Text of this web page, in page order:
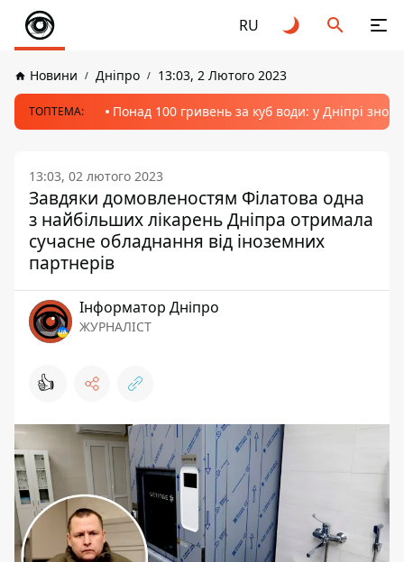
RU
Новини Дніпро 13:03, 2 Лютого 2023
ТОПТЕМА: Понад 100 гривень за куб води: у Дніпрі
13:03, 02 лютого 2023
Завдяки домовленостям Філатова одна
з найбільших лікарень Дніпра отримала
сучасне обладнання від іноземних
партнерів
Інформатор Дніпро
ЖУРНАЛІСТ
👍